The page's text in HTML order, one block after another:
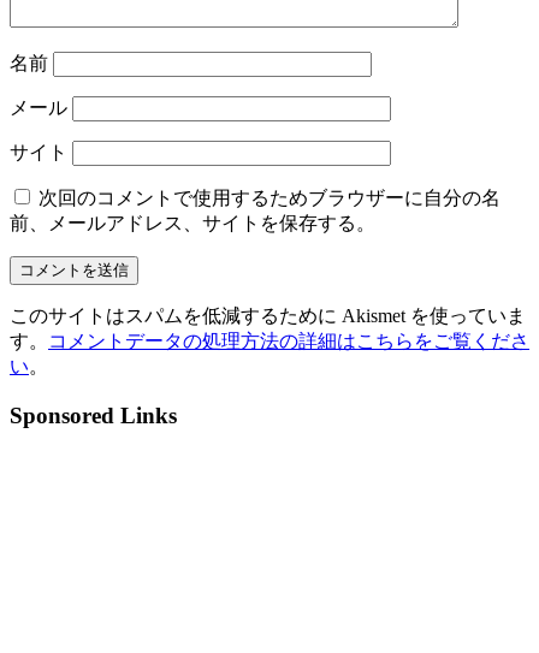
名前
メール
サイト
次回のコメントで使用するためブラウザーに自分の名
前、メールアドレス、サイトを保存する。
このサイトはスパムを低減するために Akismet を使っていま
す。
コメントデータの処理方法の詳細はこちらをご覧くださ
い。
Sponsored Links